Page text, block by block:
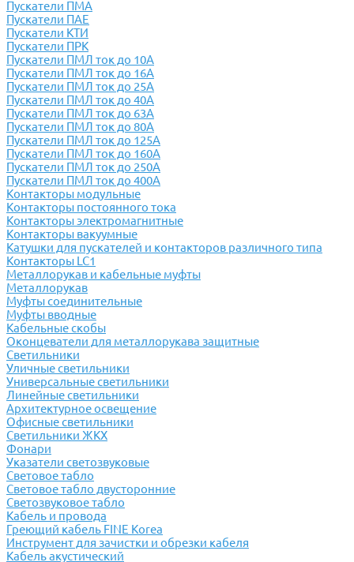
Пускатели ПМА
Пускатели ПАЕ
Пускатели КТИ
Пускатели ПРК
Пускатели ПМЛ ток до 10А
Пускатели ПМЛ ток до 16А
Пускатели ПМЛ ток до 25А
Пускатели ПМЛ ток до 40А
Пускатели ПМЛ ток до 63А
Пускатели ПМЛ ток до 80А
Пускатели ПМЛ ток до 125А
Пускатели ПМЛ ток до 160А
Пускатели ПМЛ ток до 250А
Пускатели ПМЛ ток до 400А
Контакторы модульные
Контакторы постоянного тока
Контакторы электромагнитные
Контакторы вакуумные
Катушки для пускателей и контакторов различного типа
Контакторы LC1
Металлорукав и кабельные муфты
Металлорукав
Муфты соединительные
Муфты вводные
Кабельные скобы
Оконцеватели для металлорукава защитные
Светильники
Уличные светильники
Универсальные светильники
Линейные светильники
Архитектурное освещение
Офисные светильники
Светильники ЖКХ
Фонари
Указатели светозвуковые
Световое табло
Световое табло двусторонние
Светозвуковое табло
Кабель и провода
Греющий кабель FINE Korea
Инструмент для зачистки и обрезки кабеля
Кабель акустический